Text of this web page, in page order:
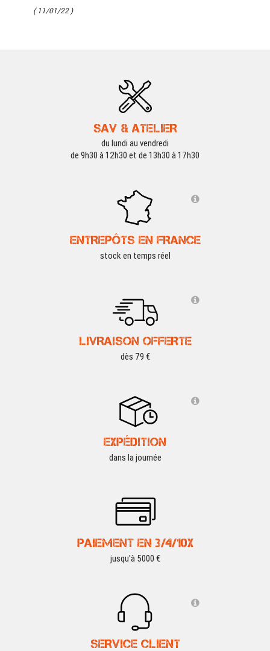
( 11/01/22 )
SAV & ATELIER
du lundi au vendredi
de 9h30 à 12h30 et de 13h30 à 17h30
ENTREPÔTS EN FRANCE
stock en temps réel
LIVRAISON OFFERTE
dès 79 €
EXPÉDITION
dans la journée
PAIEMENT EN 3/4/10X
jusqu'à 5000 €
SERVICE CLIENT